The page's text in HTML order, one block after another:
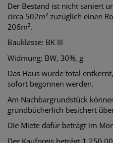
Der Bestand ist nicht saniert
circa 502m² zuzüglich einen
206m².
Bauklasse: BK III
Widmung: BW, 30%, g
Das Haus wurde total
sofort begonnen werden.
Am Nachbargrundstück
grundbücherlich besichert
Die Miete dafür beträgt im
Der Kaufpreis beträgt